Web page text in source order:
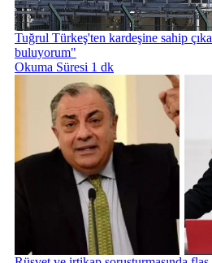
Tuğrul Türkeş'ten kardeşine sahip
buluyorum"
Okuma Süresi 1 dk